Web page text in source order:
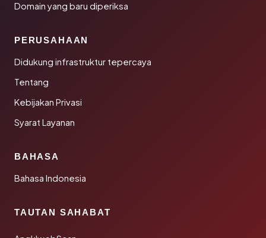
Domain yang baru diperiksa
PERUSAHAAN
Didukung infrastruktur tepercaya
Tentang
Kebijakan Privasi
Syarat Layanan
BAHASA
Bahasa Indonesia
TAUTAN SAHABAT